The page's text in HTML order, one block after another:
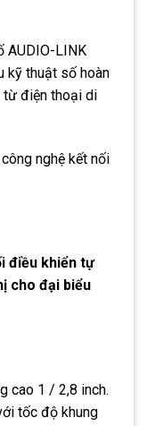
AUDIO-LINK
kỹ thuật số hoàn
từ điện thoại di
nghệ kết nối
điều khiển tự
cho đại biểu
cao 1 / 2,8 inch.
tốc độ khung